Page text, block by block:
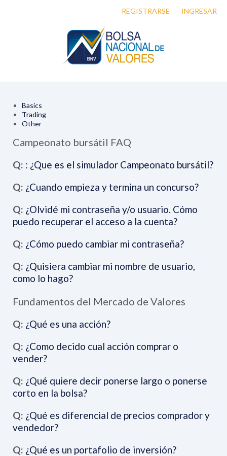
REGISTRARSE INGRESAR
Basics
Trading
Other
Campeonato bursátil FAQ
Q: : ¿Que es el simulador Campeonato bursátil?
Q: ¿Cuando empieza y termina un concurso?
Q: ¿Olvidé mi contraseña y/o usuario. Cómo
puedo recuperar el acceso a la cuenta?
Q: ¿Cómo puedo cambiar mi contraseña?
Q: ¿Quisiera cambiar mi nombre de usuario,
como lo hago?
Fundamentos del Mercado de Valores
Q: ¿Qué es una acción?
Q: ¿Como decido cual acción comprar o
vender?
Q: ¿Qué quiere decir ponerse largo o ponerse
corto en la bolsa?
Q: ¿Qué es diferencial de precios comprador y
vendedor?
Q: ¿Qué es un portafolio de inversión?